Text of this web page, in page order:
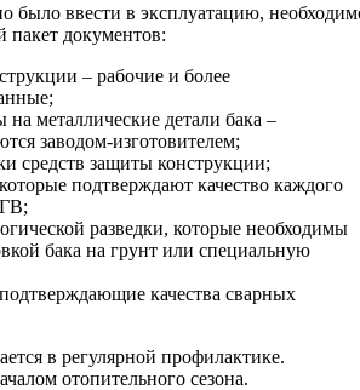
ввести в эксплуатацию,
пакет документов:
– рабочие и более
металлические детали бака –
заводом-изготовителем;
средств защиты конструкции;
подтверждают качество каждого
разведки, которые необходимы
бака на грунт или специальную
качества сварных
в регулярной профилактике.
отопительного сезона.